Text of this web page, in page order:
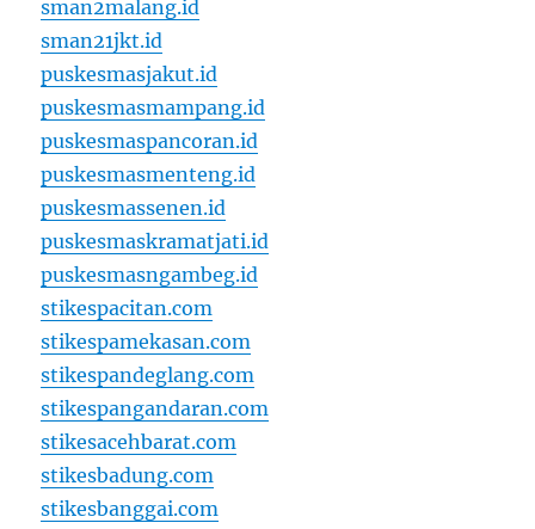
sman2malang.id
sman21jkt.id
puskesmasjakut.id
puskesmasmampang.id
puskesmaspancoran.id
puskesmasmenteng.id
puskesmassenen.id
puskesmaskramatjati.id
puskesmasngambeg.id
stikespacitan.com
stikespamekasan.com
stikespandeglang.com
stikespangandaran.com
stikesacehbarat.com
stikesbadung.com
stikesbanggai.com